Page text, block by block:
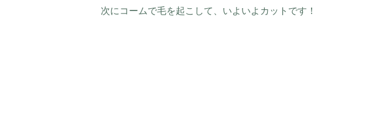
次にコームで毛を起こして、いよいよカットです！